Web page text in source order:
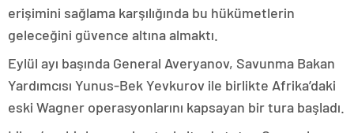
erişimini sağlama karşılığında bu hükümetlerin
geleceğini güvence altına almaktı.
Eylül ayı başında General Averyanov, Savunma Bakan
Yardımcısı Yunus-Bek Yevkurov ile birlikte Afrika’daki
eski Wagner operasyonlarını kapsayan bir tura başladı.